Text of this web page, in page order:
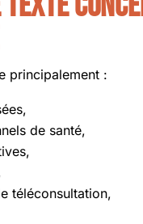
principalement :
de santé,
téléconsultation,